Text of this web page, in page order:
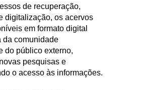
de recuperação,
digitalização, os acervos
em formato digital
da comunidade
do público externo,
pesquisas e
o acesso às informações.